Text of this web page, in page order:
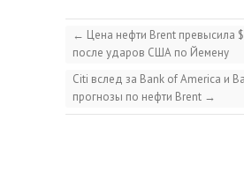
← Цена нефти Brent превысила
после ударов США по Йемену
Citi вслед за Bank of America и
прогнозы по нефти Brent →